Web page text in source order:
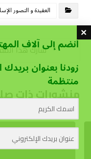
العقيدة و التصور
منشورات ذات
انضم إلى آلاف
زودنا بعنوان
منتظمة